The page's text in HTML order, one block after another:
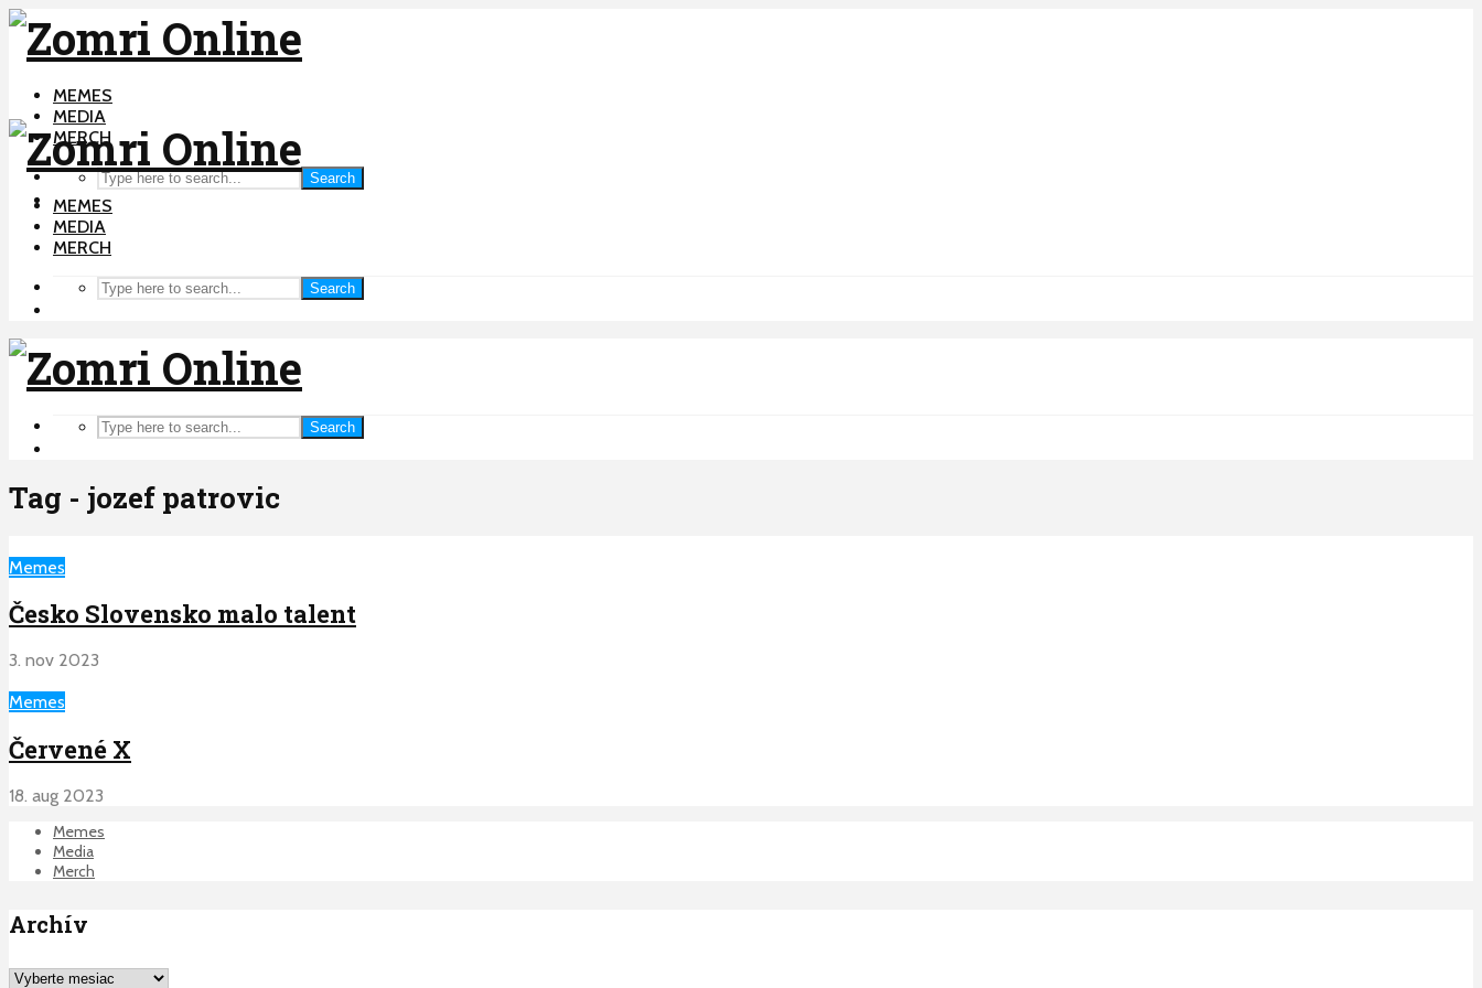
MEMES
MEDIA
MERCH
Search
MEMES
MEDIA
MERCH
Search
Search
Tag - jozef patrovic
Memes
Česko Slovensko malo talent
3. nov 2023
Memes
Červené X
18. aug 2023
Memes
Media
Merch
Archív
Archív